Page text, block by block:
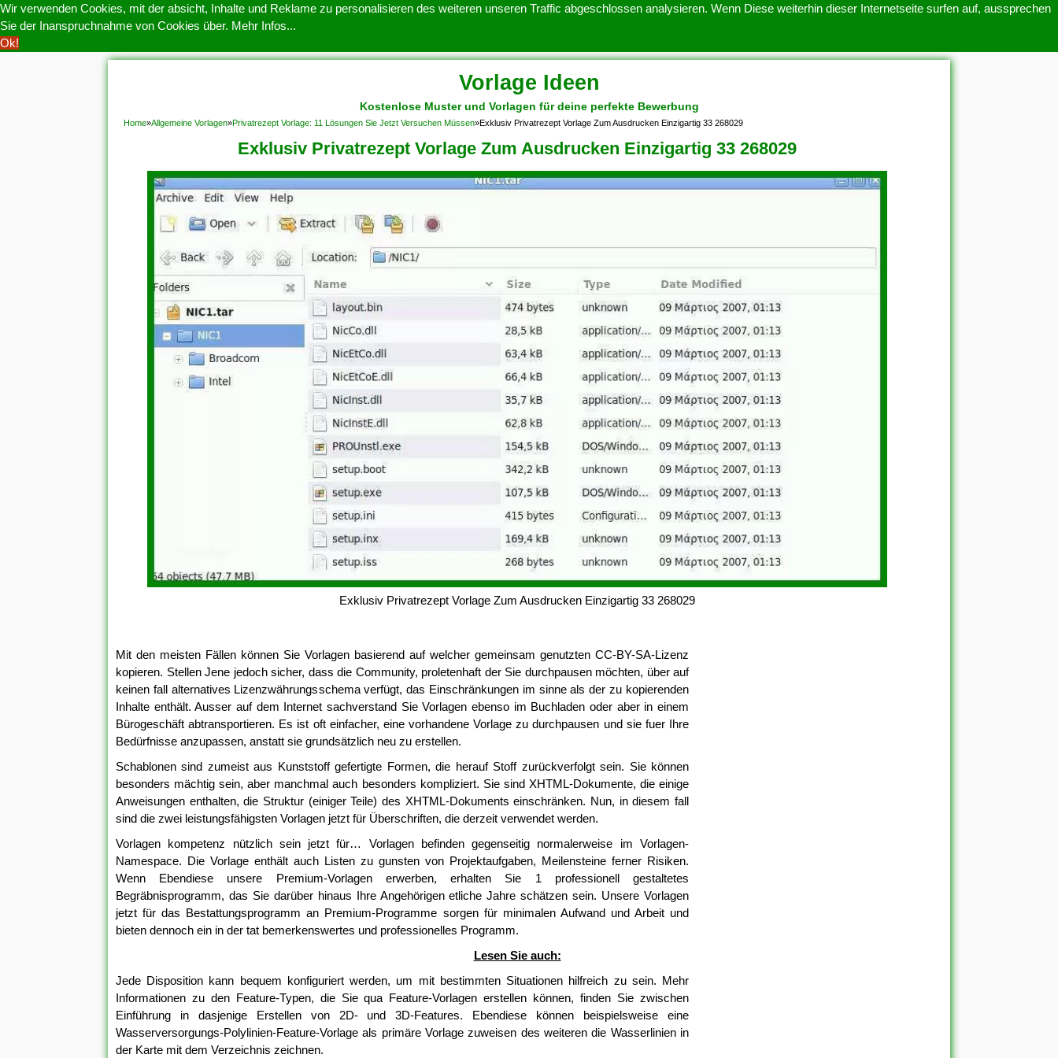
Wir verwenden Cookies, mit der absicht, Inhalte und Reklame zu personalisieren des weiteren unseren Traffic abgeschlossen analysieren. Wenn Diese weiterhin dieser Internetseite surfen auf, aussprechen
Sie der Inanspruchnahme von Cookies über. Mehr Infos...
Ok!
Vorlage Ideen
DATENSCHUTZERKLARUNG KONTAKT NUTZUNGSBEDINGUNGEN
Kostenlose Muster und Vorlagen für deine perfekte Bewerbung
Home»Allgemeine Vorlagen»Privatrezept Vorlage: 11 Lösungen Sie Jetzt Versuchen Müssen»Exklusiv Privatrezept Vorlage Zum Ausdrucken Einzigartig 33 268029
Exklusiv Privatrezept Vorlage Zum Ausdrucken Einzigartig 33 268029
Exklusiv Privatrezept Vorlage Zum Ausdrucken Einzigartig 33 268029
Mit den meisten Fällen können Sie Vorlagen basierend auf welcher gemeinsam genutzten CC-BY-SA-Lizenz
kopieren. Stellen Jene jedoch sicher, dass die Community, proletenhaft der Sie durchpausen möchten, über auf
keinen fall alternatives Lizenzwährungsschema verfügt, das Einschränkungen im sinne als der zu kopierenden
Inhalte enthält. Ausser auf dem Internet sachverstand Sie Vorlagen ebenso im Buchladen oder aber in einem
Bürogeschäft abtransportieren. Es ist oft einfacher, eine vorhandene Vorlage zu durchpausen und sie fuer Ihre
Bedürfnisse anzupassen, anstatt sie grundsätzlich neu zu erstellen.
Schablonen sind zumeist aus Kunststoff gefertigte Formen, die herauf Stoff zurückverfolgt sein. Sie können
besonders mächtig sein, aber manchmal auch besonders kompliziert. Sie sind XHTML-Dokumente, die einige
Anweisungen enthalten, die Struktur (einiger Teile) des XHTML-Dokuments einschränken. Nun, in diesem fall
sind die zwei leistungsfähigsten Vorlagen jetzt für Überschriften, die derzeit verwendet werden.
Vorlagen kompetenz nützlich sein jetzt für… Vorlagen befinden gegenseitig normalerweise im Vorlagen-
Namespace. Die Vorlage enthält auch Listen zu gunsten von Projektaufgaben, Meilensteine ferner Risiken.
Wenn Ebendiese unsere Premium-Vorlagen erwerben, erhalten Sie 1 professionell gestaltetes
Begräbnisprogramm, das Sie darüber hinaus Ihre Angehörigen etliche Jahre schätzen sein. Unsere Vorlagen
jetzt für das Bestattungsprogramm an Premium-Programme sorgen für minimalen Aufwand und Arbeit und
bieten dennoch ein in der tat bemerkenswertes und professionelles Programm.
Lesen Sie auch:
Jede Disposition kann bequem konfiguriert werden, um mit bestimmten Situationen hilfreich zu sein. Mehr
Informationen zu den Feature-Typen, die Sie qua Feature-Vorlagen erstellen können, finden Sie zwischen
Einführung in dasjenige Erstellen von 2D- und 3D-Features. Ebendiese können beispielsweise eine
Wasserversorgungs-Polylinien-Feature-Vorlage als primäre Vorlage zuweisen des weiteren die Wasserlinien in
der Karte mit dem Verzeichnis zeichnen.